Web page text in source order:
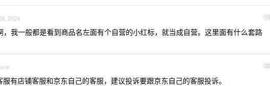
19
2024
，我一般都是看到商品名左面有个自营的小红标，就当成自营。这里面有什么套路
20
有店铺客服和京东自己的客服，建议投诉要跟京东自己的客服投诉。